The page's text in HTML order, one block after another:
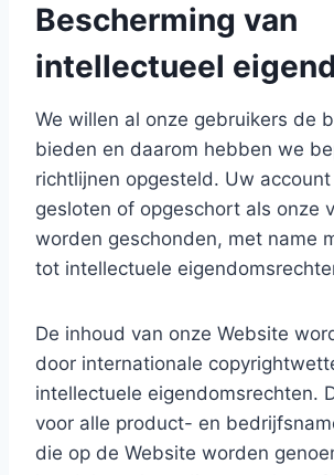
Bescherming van
intellectueel
We willen al onze gebruikers de
bieden en daarom hebben we
richtlijnen opgesteld. Uw
gesloten of opgeschort als onze
worden geschonden, met name
tot intellectuele
De inhoud van onze Website
door internationale
intellectuele eigendomsrechten.
voor alle product- en
die op de Website worden